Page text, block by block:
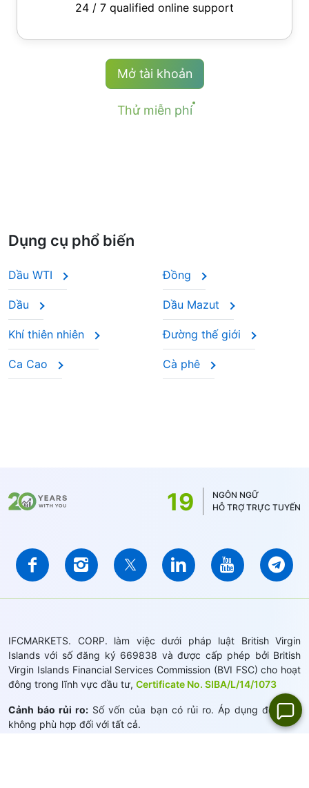
24 / 7 qualified online support
Mở tài khoản
Thử miễn phí
Dụng cụ phổ biến
Dầu WTI Đồng
Dầu Dầu Mazut
Khí thiên nhiên Đường thế giới
Ca Cao Cà phê
19
NGÔN NGỮ
HỖ TRỢ TRỰC TUYẾN
IFCMARKETS. CORP. làm việc dưới pháp luật British Virgin
Islands với số đăng ký 669838 và được cấp phép bởi British
Virgin Islands Financial Services Commission (BVI FSC) cho hoạt
đông trong lĩnh vực đầu tư, Certificate No. SIBA/L/14/1073
Cảnh báo rủi ro: Số vốn của bạn có rủi ro. Áp dụng đòn bảy
không phù hợp đối với tất cả.